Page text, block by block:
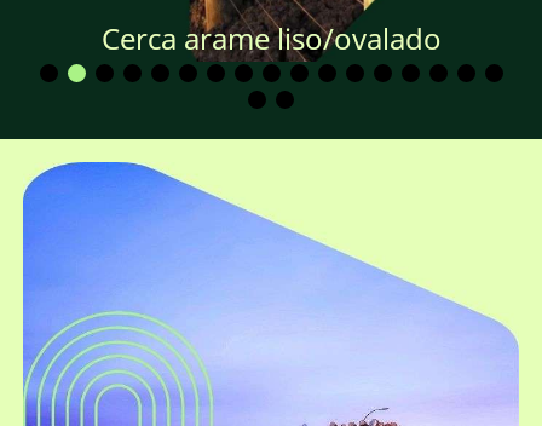
Cerca arame liso/ovalado